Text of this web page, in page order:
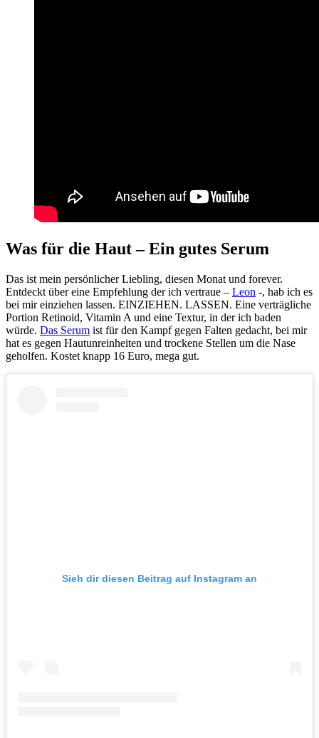
Was für die Haut – Ein gutes Serum
Das ist mein persönlicher Liebling, diesen Monat und forever.
Entdeckt über eine Empfehlung der ich vertraue – Leon -, hab ich es
bei mir einziehen lassen. EINZIEHEN. LASSEN. Eine verträgliche
Portion Retinoid, Vitamin A und eine Textur, in der ich baden
würde. Das Serum ist für den Kampf gegen Falten gedacht, bei mir
hat es gegen Hautunreinheiten und trockene Stellen um die Nase
geholfen. Kostet knapp 16 Euro, mega gut.
Sieh dir diesen Beitrag auf Instagram an